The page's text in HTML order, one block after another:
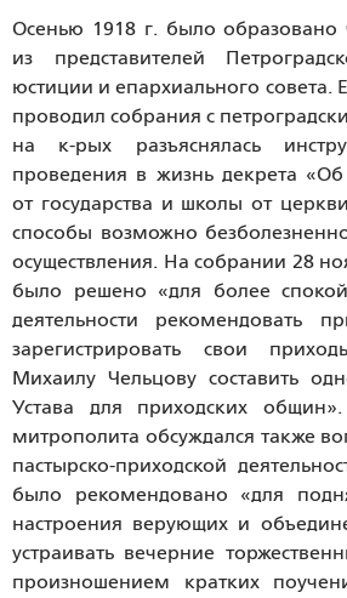
Осенью 1918 г. было образовано
из представителей
юстиции и епархиального совета.
проводил собрания с
на к-рых разъяснялась
проведения в жизнь декрета
от государства и школы от
способы возможно
осуществления. На собрании 28
было решено «для более
деятельности рекомендовать
зарегистрировать свои
Михаилу Чельцову составить
Устава для приходских
митрополита обсуждался также
пастырско-приходской
было рекомендовано «для
настроения верующих и
устраивать вечерние
произношением кратких